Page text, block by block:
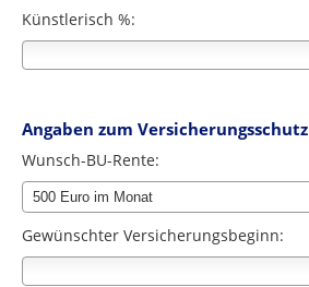
Künstlerisch %:
Angaben zum Versicherungsschutz
Wunsch-BU-Rente:
Gewünschter Versicherungsbeginn: